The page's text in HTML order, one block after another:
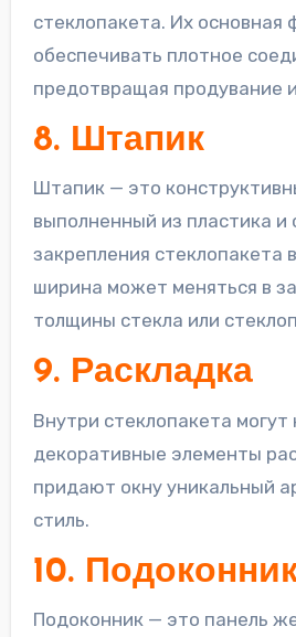
стеклопакета. Их основная
обеспечивать плотное
предотвращая продувание
8. Штапик
Штапик — это
выполненный из пластика
закрепления стеклопакета
ширина может меняться в
толщины стекла или
9. Раскладка
Внутри стеклопакета могут
декоративные элементы
придают окну уникальный
стиль.
10.
Подоконник — это панель